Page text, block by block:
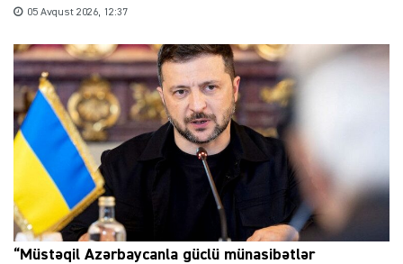
05 Avqust 2026, 12:37
“Müstəqil Azərbaycanla güclü münasibətlər